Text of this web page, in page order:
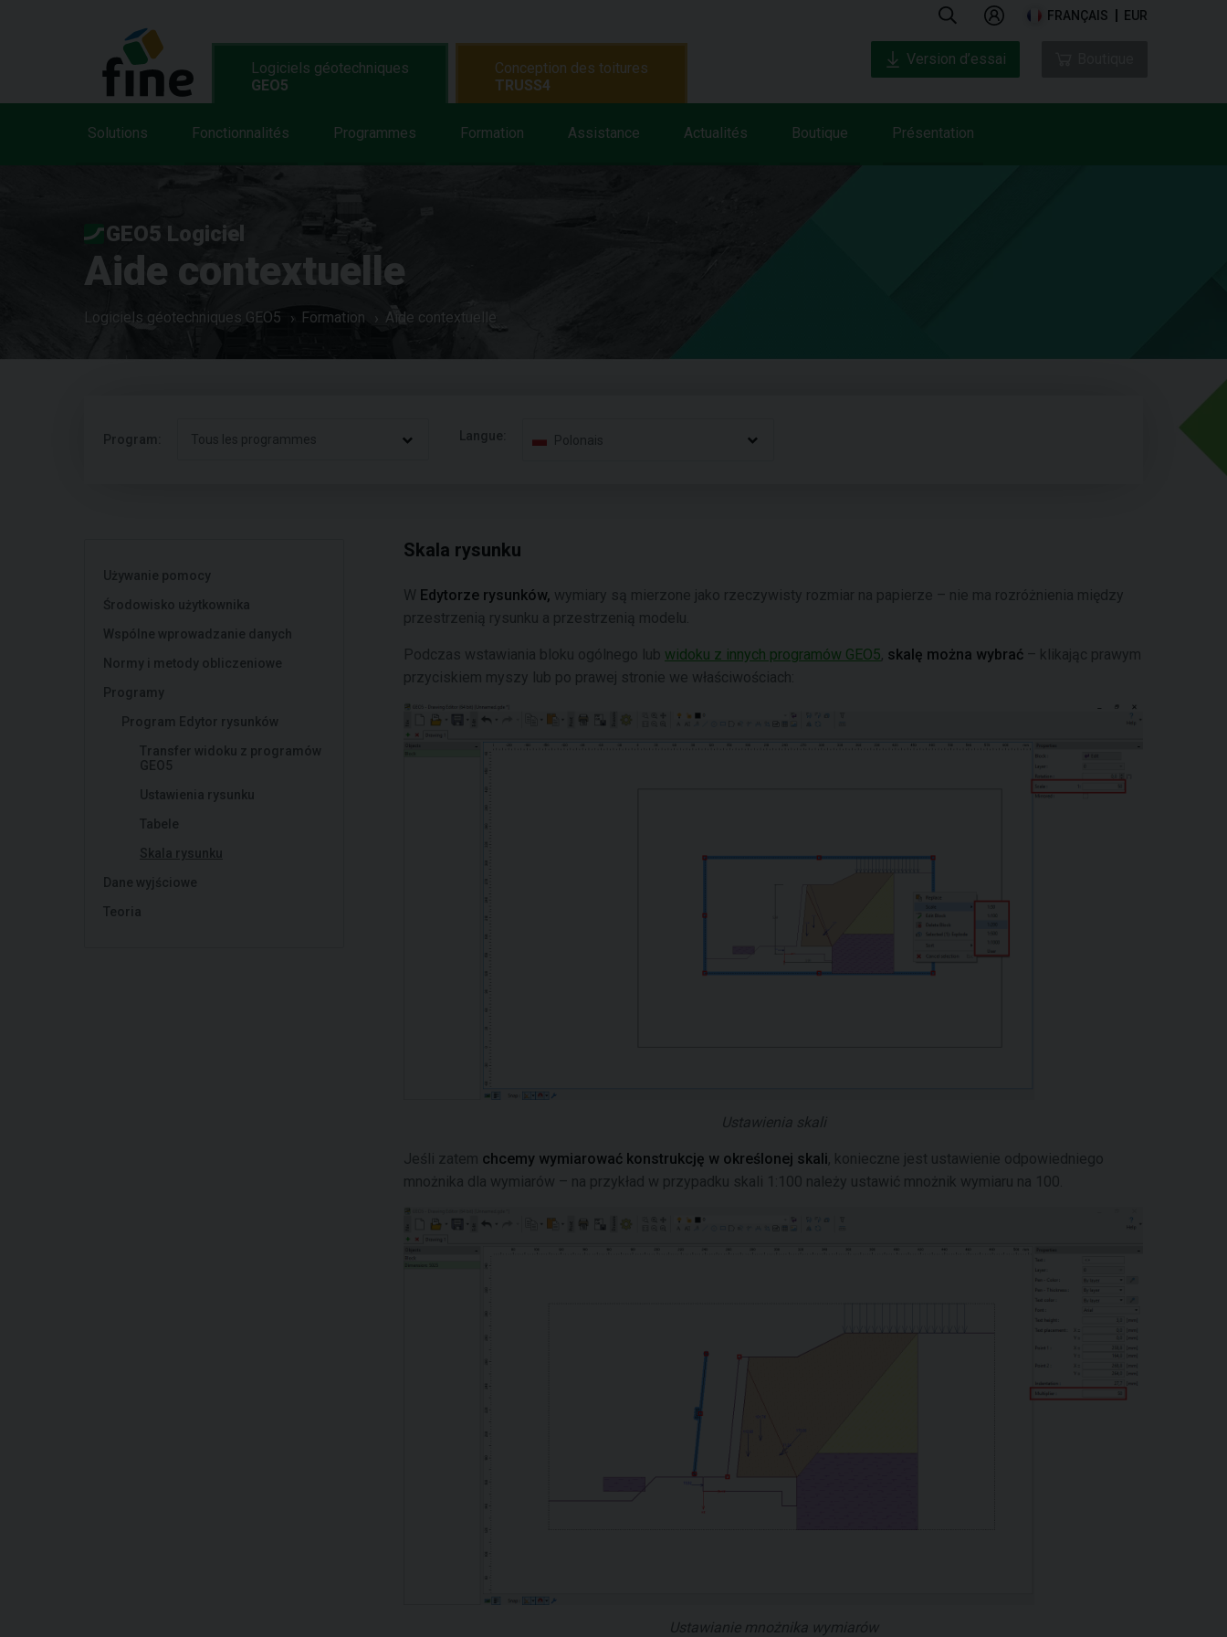
FRANÇAIS EUR
Logiciels géotechniques
GEO5
Solutions Fonctionnalités Programmes Formation Assistance Actualités Boutique Présentation
Conception des toitures
TRUSS4
Version d’essai
GEO5 Logiciel
Aide contextuelle
Logiciels géotechniques GEO5 Formation Aide contextuelle
Program: Tous les programmes Langue: Polonais
Używanie pomocy
Środowisko użytkownika
Wspólne wprowadzanie danych
Normy i metody obliczeniowe
Programy
Program Edytor rysunków
Transfer widoku z programów
GEO5
Ustawienia rysunku
Tabele
Skala rysunku
Dane wyjściowe
Teoria
Skala rysunku
W Edytorze rysunków, wymiary są mierzone jako rzeczywisty rozmiar na papierze – nie ma rozróżnienia między
przestrzenią rysunku a przestrzenią modelu.
Podczas wstawiania bloku ogólnego lub widoku z innych programów GEO5, skalę można wybrać – klikając prawym
przyciskiem myszy lub po prawej stronie we właściwościach:
Ustawienia skali
Jeśli zatem chcemy wymiarować konstrukcję w określonej skali, konieczne jest ustawienie odpowiedniego
mnożnika dla wymiarów – na przykład w przypadku skali 1:100 należy ustawić mnożnik wymiaru na 100.
Ustawianie mnożnika wymiarów